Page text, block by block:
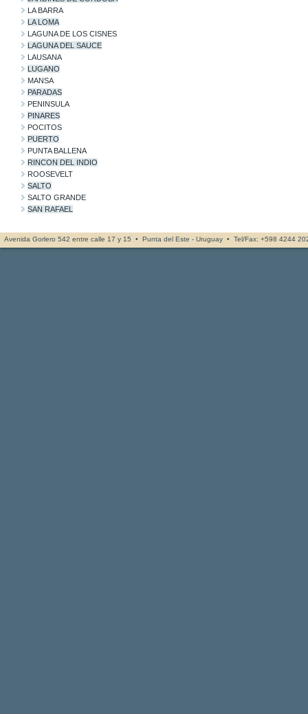
LA BARRA
LA LOMA
LAGUNA DE LOS CISNES
LAGUNA DEL SAUCE
LAUSANA
LUGANO
MANSA
PARADAS
PENINSULA
PINARES
POCITOS
PUERTO
PUNTA BALLENA
RINCON DEL INDIO
ROOSEVELT
SALTO
SALTO GRANDE
SAN RAFAEL
Avenida Gorlero 542 entre calle 17 y 15 • Punta del Este - Uruguay • Tel/Fax: +598 4244